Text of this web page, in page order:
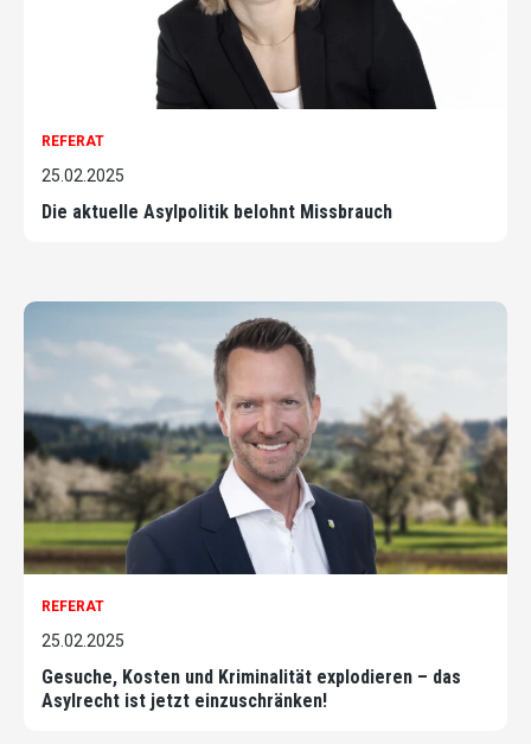
REFERAT
25.02.2025
Die aktuelle Asylpolitik belohnt Missbrauch
REFERAT
25.02.2025
Gesuche, Kosten und Kriminalität explodieren – das
Asylrecht ist jetzt einzuschränken!